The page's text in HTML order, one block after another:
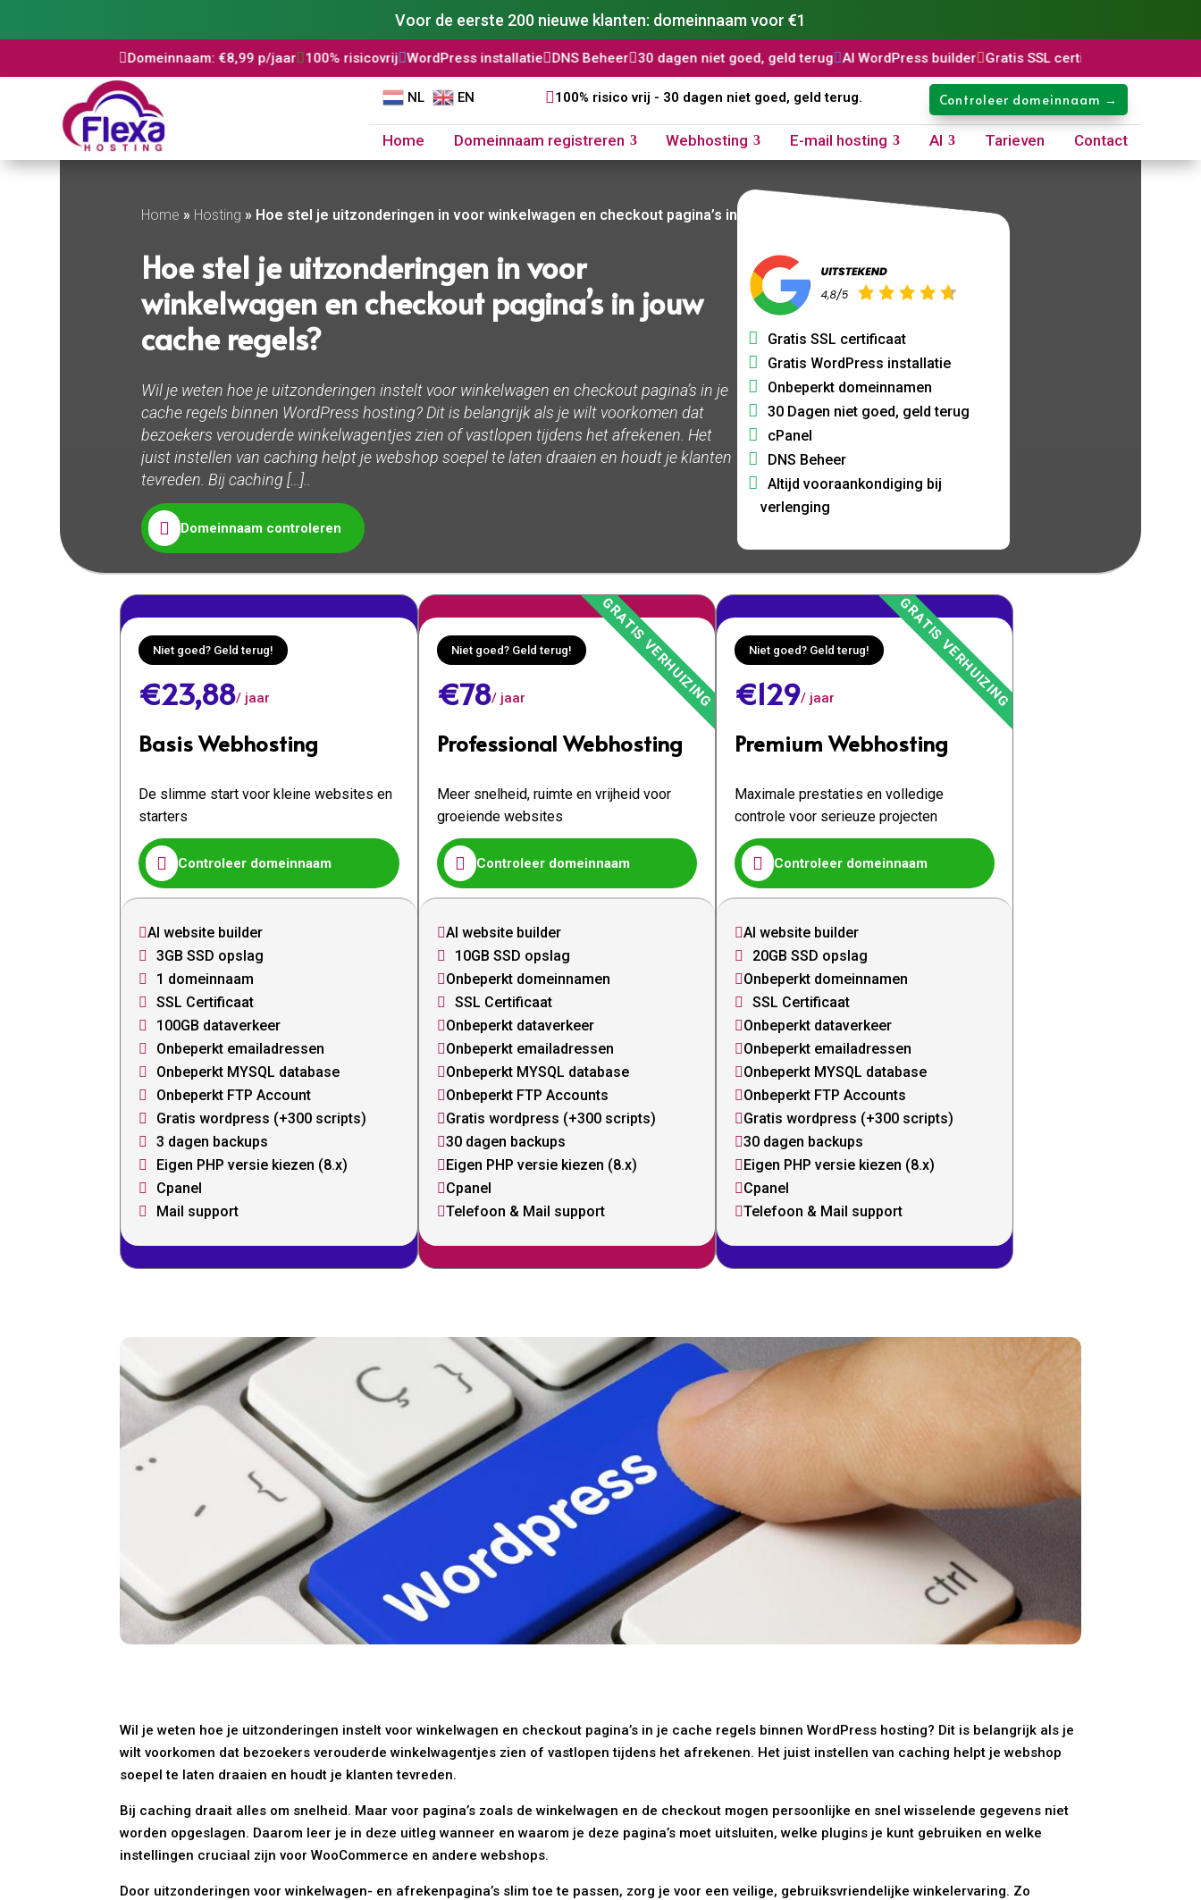
Voor de eerste 200 nieuwe klanten: domeinnaam voor €1
Domeinnaam: €8,99 p/jaar100% risicovrijWordPress installatieDNS Beheer30 dagen niet goed, geld terugAI WordPress builderGratis SSL certificaatDomeinnaam: €8,99 p/jaar
NL EN 100% risico vrij - 30 dagen niet goed, geld terug. Controleer domeinnaam →
Home Domeinnaam registreren Webhosting E-mail hosting AI Tarieven Contact
Home » Hosting » Hoe stel je uitzonderingen in voor winkelwagen en checkout pagina’s in jouw cache regels?
Hoe stel je uitzonderingen in voor
winkelwagen en checkout pagina’s in jouw
cache regels?
Wil je weten hoe je uitzonderingen instelt voor winkelwagen en checkout pagina’s in je
cache regels binnen WordPress hosting? Dit is belangrijk als je wilt voorkomen dat
bezoekers verouderde winkelwagentjes zien of vastlopen tijdens het afrekenen. Het
juist instellen van caching helpt je webshop soepel te laten draaien en houdt je klanten
tevreden. Bij caching […]..
 Domeinnaam controleren
Gratis SSL certificaat
Gratis WordPress installatie
Onbeperkt domeinnamen
30 Dagen niet goed, geld terug
cPanel
DNS Beheer
Altijd vooraankondiging bij
verlenging
Niet goed? Geld terug!
€23,88/ jaar
Basis Webhosting
De slimme start voor kleine websites en
starters
 Controleer domeinnaam
AI website builder
 3GB SSD opslag
 1 domeinnaam
 SSL Certificaat
 100GB dataverkeer
 Onbeperkt emailadressen
 Onbeperkt MYSQL database
 Onbeperkt FTP Account
 Gratis wordpress (+300 scripts)
 3 dagen backups
 Eigen PHP versie kiezen (8.x)
 Cpanel
 Mail support
Niet goed? Geld terug!
€78/ jaar
Professional Webhosting
Meer snelheid, ruimte en vrijheid voor
groeiende websites
 Controleer domeinnaam
AI website builder
 10GB SSD opslag
Onbeperkt domeinnamen
 SSL Certificaat
Onbeperkt dataverkeer
Onbeperkt emailadressen
Onbeperkt MYSQL database
Onbeperkt FTP Accounts
Gratis wordpress (+300 scripts)
30 dagen backups
Eigen PHP versie kiezen (8.x)
Cpanel
Telefoon & Mail support
Niet goed? Geld terug!
€129/ jaar
Premium Webhosting
Maximale prestaties en volledige
controle voor serieuze projecten
 Controleer domeinnaam
AI website builder
 20GB SSD opslag
Onbeperkt domeinnamen
 SSL Certificaat
Onbeperkt dataverkeer
Onbeperkt emailadressen
Onbeperkt MYSQL database
Onbeperkt FTP Accounts
Gratis wordpress (+300 scripts)
30 dagen backups
Eigen PHP versie kiezen (8.x)
Cpanel
Telefoon & Mail support
Wil je weten hoe je uitzonderingen instelt voor winkelwagen en checkout pagina’s in je cache regels binnen WordPress hosting? Dit is belangrijk als je
wilt voorkomen dat bezoekers verouderde winkelwagentjes zien of vastlopen tijdens het afrekenen. Het juist instellen van caching helpt je webshop
soepel te laten draaien en houdt je klanten tevreden.
Bij caching draait alles om snelheid. Maar voor pagina’s zoals de winkelwagen en de checkout mogen persoonlijke en snel wisselende gegevens niet
worden opgeslagen. Daarom leer je in deze uitleg wanneer en waarom je deze pagina’s moet uitsluiten, welke plugins je kunt gebruiken en welke
instellingen cruciaal zijn voor WooCommerce en andere webshops.
Door uitzonderingen voor winkelwagen- en afrekenpagina’s slim toe te passen, zorg je voor een veilige, gebruiksvriendelijke winkelervaring. Zo